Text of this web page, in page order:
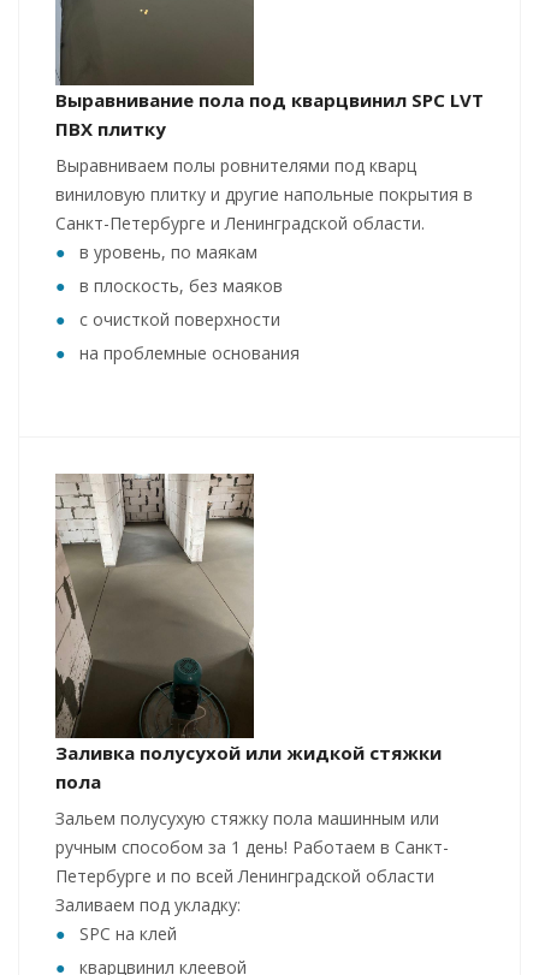
Выравнивание пола под кварцвинил SPC LVT
ПВХ плитку
Выравниваем полы ровнителями под кварц
виниловую плитку и другие напольные покрытия в
Санкт-Петербурге и Ленинградской области.
в уровень, по маякам
в плоскость, без маяков
с очисткой поверхности
на проблемные основания
Заливка полусухой или жидкой стяжки
пола
Зальем полусухую стяжку пола машинным или
ручным способом за 1 день! Работаем в Санкт-
Петербурге и по всей Ленинградской области
Заливаем под укладку:
SPC на клей
кварцвинил клеевой